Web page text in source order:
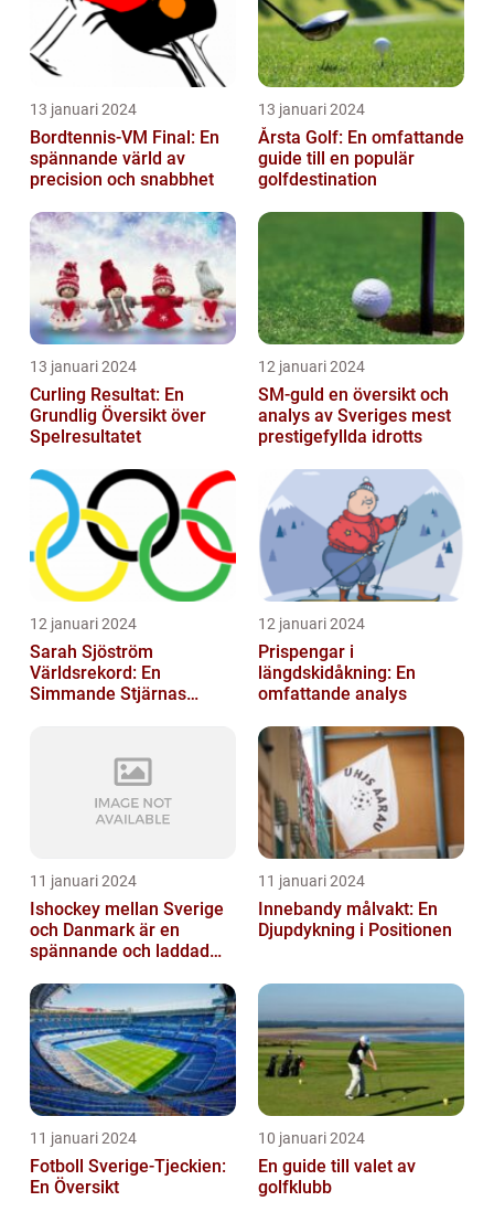
13 januari 2024
Bordtennis-VM Final: En
spännande värld av
precision och snabbhet
13 januari 2024
Årsta Golf: En omfattande
guide till en populär
golfdestination
13 januari 2024
Curling Resultat: En
Grundlig Översikt över
Spelresultatet
12 januari 2024
SM-guld en översikt och
analys av Sveriges mest
prestigefyllda idrotts
12 januari 2024
Sarah Sjöström
Världsrekord: En
Simmande Stjärnas
12 januari 2024
Prispengar i
längdskidåkning: En
omfattande analys
11 januari 2024
Ishockey mellan Sverige
och Danmark är en
spännande och laddad
historia
11 januari 2024
Innebandy målvakt: En
Djupdykning i Positionen
11 januari 2024
Fotboll Sverige-Tjeckien:
En Översikt
10 januari 2024
En guide till valet av
golfklubb